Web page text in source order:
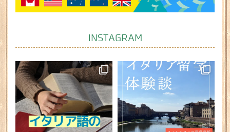
INSTAGRAM